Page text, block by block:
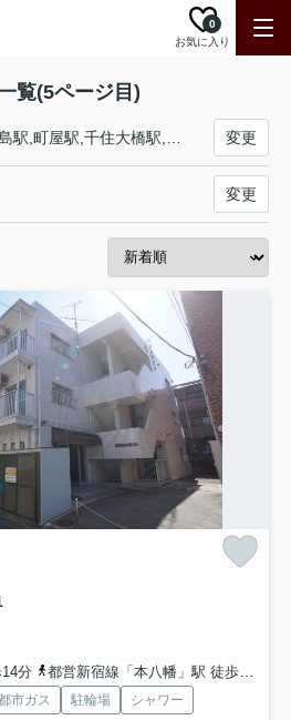
お気に入り
0
覧(5ページ目)
変更
変更
分
都営新宿線「本八幡」駅 徒歩15分
市ガス 駐輪場
シャワー